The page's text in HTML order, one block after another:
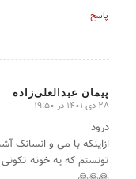
پاسخ
پیمان عبدالعلی‌زاده
گفته:28 دی 1401 در 19:50
درود
ازاینکه با می و انسانک
تونستم که یه خونه